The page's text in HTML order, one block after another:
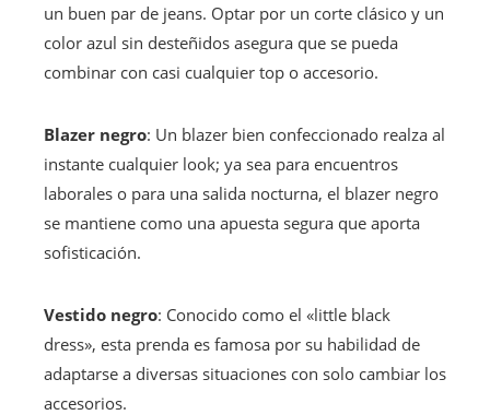
un buen par de jeans. Optar por un corte clásico y un
color azul sin desteñidos asegura que se pueda
combinar con casi cualquier top o accesorio.
Blazer negro: Un blazer bien confeccionado realza al
instante cualquier look; ya sea para encuentros
laborales o para una salida nocturna, el blazer negro
se mantiene como una apuesta segura que aporta
sofisticación.
Vestido negro: Conocido como el «little black
dress», esta prenda es famosa por su habilidad de
adaptarse a diversas situaciones con solo cambiar los
accesorios.